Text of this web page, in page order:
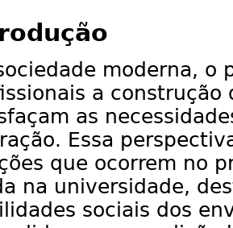
moderna, o
a construção
as
Essa
que ocorrem no
na universidade,
sociais dos